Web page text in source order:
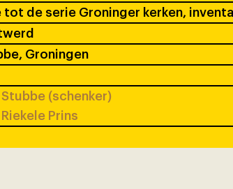
tot de serie Groninger kerken,
Groningen
(schenker)
Prins